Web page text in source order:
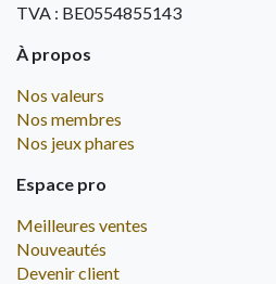
TVA : BE0554855143
À propos
Nos valeurs
Nos membres
Nos jeux phares
Espace pro
Meilleures ventes
Nouveautés
Devenir client